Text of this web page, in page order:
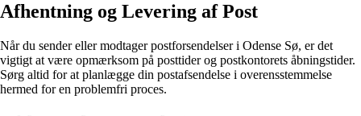
Afhentning og Levering af Post
Når du sender eller modtager postforsendelser i Odense Sø, er det
vigtigt at være opmærksom på posttider og postkontorets åbningstider.
Sørg altid for at planlægge din postafsendelse i overensstemmelse
hermed for en problemfri proces.